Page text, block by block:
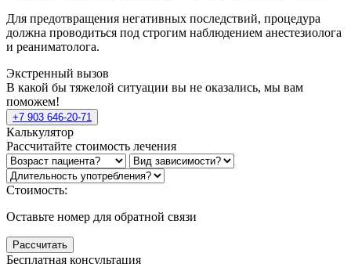
Для предотвращения негативных последствий, процедура
должна проводиться под строгим наблюдением анестезиолога
и реаниматолога.
Экстренный вызов
В какой бы тяжелой ситуации вы не оказались, мы вам
поможем!
+7 903 646-20-71
Калькулятор
Рассчитайте стоимость лечения
Стоимость:
Оставьте номер для обратной связи
Рассчитать
Бесплатная консультация